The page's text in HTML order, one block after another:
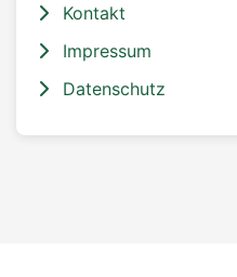
Kontakt
Impressum
Datenschutz